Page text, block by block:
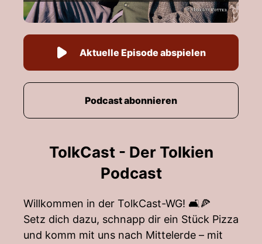
TolkCast - Der Tolkien
Podcast
Willkommen in der TolkCast-WG! 🛋️🍕
Setz dich dazu, schnapp dir ein Stück Pizza
und komm mit uns nach Mittelerde – mit
Aktuelle Episode abspielen
Podcast abonnieren